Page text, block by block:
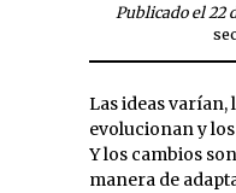
Publicado el 22
Las ideas varían,
evolucionan y
Y los cambios
manera de